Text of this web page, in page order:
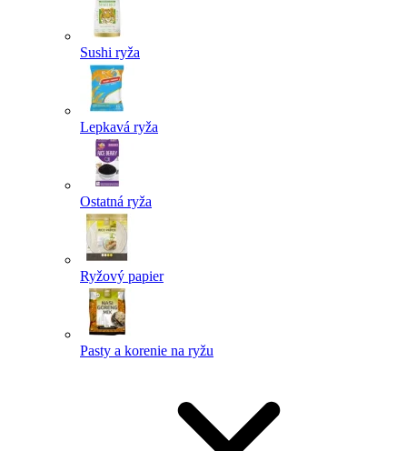
Sushi ryža
Lepkavá ryža
Ostatná ryža
Ryžový papier
Pasty a korenie na ryžu